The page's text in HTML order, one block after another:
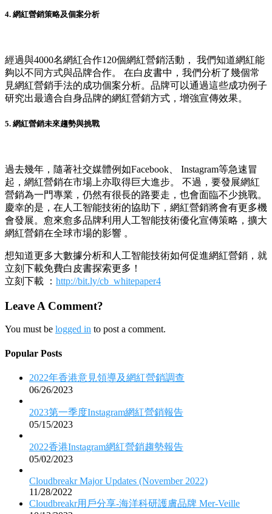
4. 網紅營銷策略及個案分析
經過與4000名網紅合作120個網紅營銷活動， 我們知道網紅能
夠以不同方式與品牌合作。 在白皮書中，我們分析了幾個常
見網紅營銷手法的成功個案分析。品牌可以通過這些成功例子
研究出最適合自身品牌的網紅營銷方式，增強宣傳效果。
5. 網紅營銷未來趨勢與挑戰
過去幾年，隨著社交媒體例如Facebook、 Instagram等急速冒
起，網紅營銷在市場上亦取得巨大進步。 不過，要發展網紅
營銷為一門專業，仍然有很長的路要走，也會面臨不少挑戰。
慶幸的是，在人工智能技術的協助下，網紅營銷將會有更多機
會發展。愈來愈多品牌利用人工智能技術優化宣傳策略，擴大
網紅營銷在全球市場的影響 。
想知道更多大數據分析和人工智能技術如何促進網紅營銷，就
立刻下載免費白皮書探索更多！
立刻下載 ： http://bit.ly/cb_whitepaper4
Leave A Comment?
You must be logged in to post a comment.
Popular Posts
2022年香港意見領導及網紅營銷調查
06/26/2023
2023第一季度Instagram網紅營銷報告
05/15/2023
2022香港Instagram網紅營銷趨勢報告
05/02/2023
Cloudbreakr Major Updates (November 2022)
11/28/2022
Cloudbreakr用戶分享-海洋科研護膚品牌 Mer-Veille